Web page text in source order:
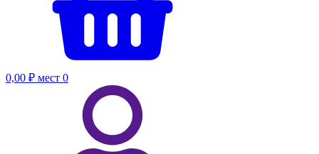
0,00 ₽ мест 0